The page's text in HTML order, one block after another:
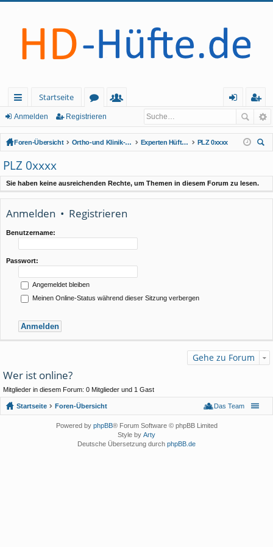
ch
ne
llz
ug
rif
f
Startseite
or
en
lie
de
m
el
n
eg
ist
rie
n
Anmelden Registrieren
Foren-Übersicht Ortho-und Klinik-Index (geschlossener Bereich - Anmeldung erforderlich) Experten Hüftsonographie
PLZ 0xxxx
PLZ 0xxxx
Sie haben keine ausreichenden Rechte, um Themen in diesem Forum zu lesen.
Anmelden • Registrieren
Benutzername:
Passwort:
Angemeldet bleiben
Meinen Online-Status während dieser Sitzung verbergen
Gehe zu Forum
Wer ist online?
Mitglieder in diesem Forum: 0 Mitglieder und 1 Gast
Startseite Foren-Übersicht Das Team
Powered by phpBB® Forum Software © phpBB Limited
Style by Arty
Deutsche Übersetzung durch phpBB.de